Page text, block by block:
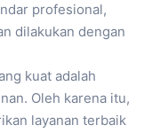
profesional,
dilakukan dengan
kuat adalah
Oleh karena itu,
layanan terbaik